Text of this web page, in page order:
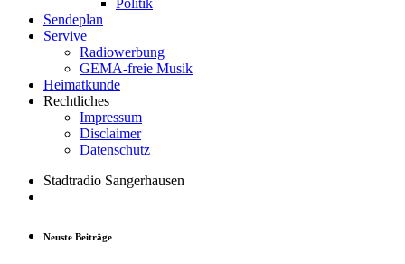
Politik
Sendeplan
Servive
Radiowerbung
GEMA-freie Musik
Heimatkunde
Rechtliches
Impressum
Disclaimer
Datenschutz
Stadtradio Sangerhausen
Neuste Beiträge